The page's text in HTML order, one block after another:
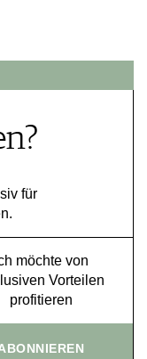
für
möchte von
Vorteilen
profitieren